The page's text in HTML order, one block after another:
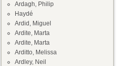
Ardagh, Philip
Haydé
Ardid, Miguel
Ardite, Marta
Ardite, Marta
Arditto, Melissa
Ardley, Neil